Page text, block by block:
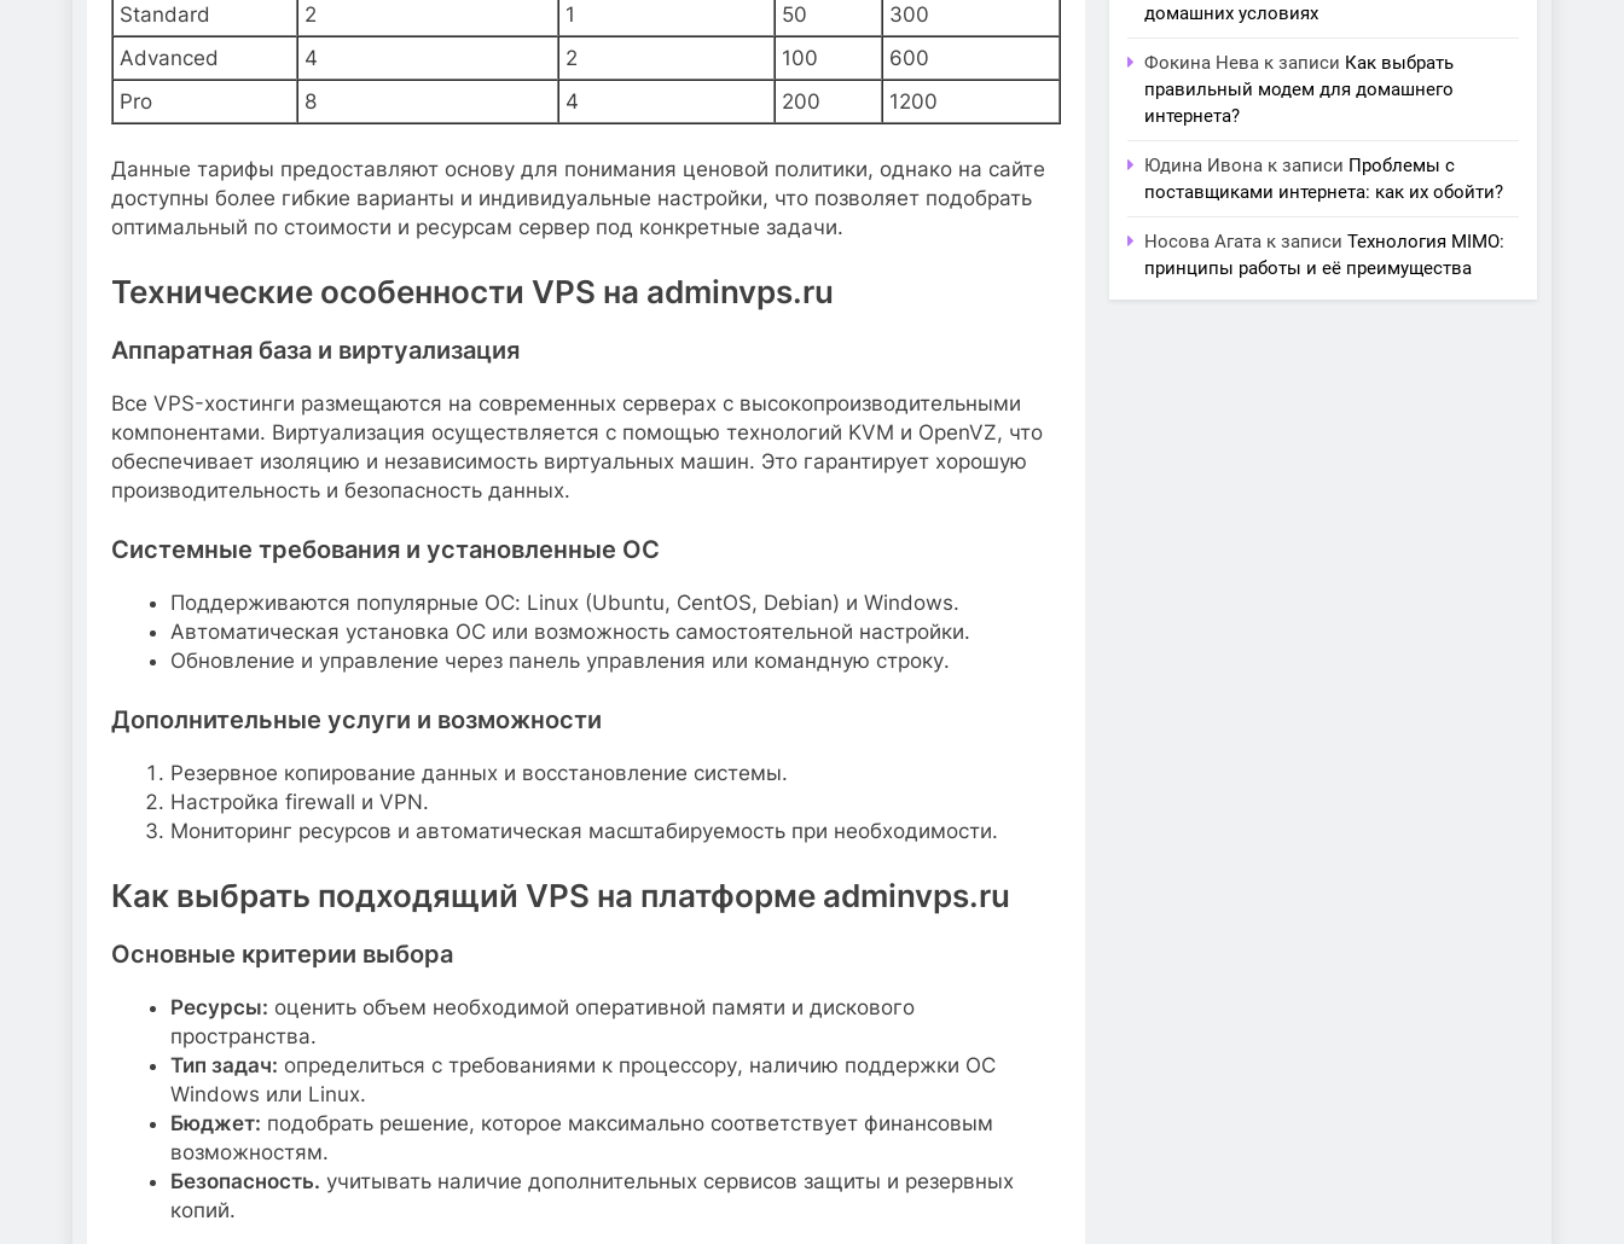
Standard
2 1 50
300
Advanced
4 2 100
600
Pro
8 4 200 1200
Данные тарифы предоставляют основу для понимания ценовой политики, однако на сайте
доступны более гибкие варианты и индивидуальные настройки, что позволяет подобрать
оптимальный по стоимости и ресурсам сервер под конкретные задачи.
Технические особенности VPS на adminvps.ru
Аппаратная база и виртуализация
Все VPS-хостинги размещаются на современных серверах с высокопроизводительными
компонентами. Виртуализация осуществляется с помощью технологий KVM и OpenVZ, что
обеспечивает изоляцию и независимость виртуальных машин. Это гарантирует хорошую
производительность и безопасность данных.
Системные требования и установленные ОС
Поддерживаются популярные ОС: Linux (Ubuntu, CentOS, Debian) и Windows.
Автоматическая установка ОС или возможность самостоятельной настройки.
Обновление и управление через панель управления или командную строку.
Дополнительные услуги и возможности
Резервное копирование данных и восстановление системы.
Настройка firewall и VPN.
Мониторинг ресурсов и автоматическая масштабируемость при необходимости.
Как выбрать подходящий VPS на платформе adminvps.ru
Основные критерии выбора
Ресурсы: оценить объем необходимой оперативной памяти и дискового
пространства.
Тип задач: определиться с требованиями к процессору, наличию поддержки ОС
Windows или Linux.
Бюджет: подобрать решение, которое максимально соответствует финансовым
возможностям.
Безопасность. учитывать наличие дополнительных сервисов защиты и резервных
копий.
домашних условиях
Фокина Нева к записи Как выбрать
правильный модем для домашнего
интернета?
Юдина Ивона к записи Проблемы с
поставщиками интернета: как их обойти?
Носова Агата к записи Технология MIMO:
принципы работы и её преимущества